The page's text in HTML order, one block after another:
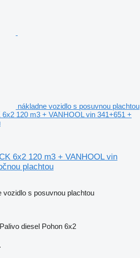
nákladne vozidlo s posuvnou plachtou
120 m3 + VANHOOL vin 341+651 +
6x2 120 m3 + VANHOOL vin
plachtou
vozidlo s posuvnou plachtou
Palivo diesel Pohon 6x2